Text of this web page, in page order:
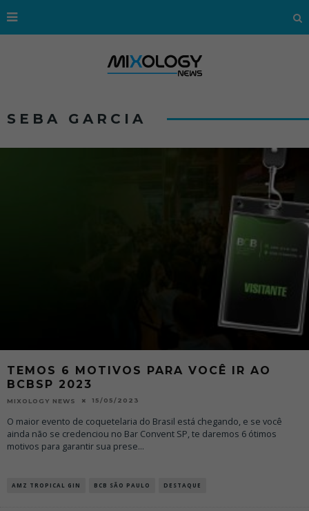
SEBA GARCIA
TEMOS 6 MOTIVOS PARA VOCÊ IR AO
BCBSP 2023
MIXOLOGY NEWS 15/05/2023
O maior evento de coquetelaria do Brasil está chegando, e se você
ainda não se credenciou no Bar Convent SP, te daremos 6 ótimos
motivos para garantir sua prese...
AMZ TROPICAL GIN BCB SÃO PAULO DESTAQUE